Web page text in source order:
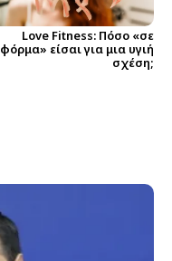
Love Fitness: Πόσο «σε
φόρμα» είσαι για μια υγιή
σχέση;